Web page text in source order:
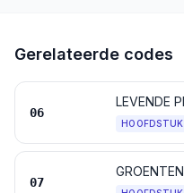
Gerelateerde codes
06
HOOFDSTUK
07